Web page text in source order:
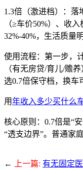
1.3倍（激进档）：落
（≥车价50%）、收
32%-40%，生活质量
使用流程：第一步，
（有无房贷/育儿/赡
选0.7倍保守档，换车
用年收入多少买什么
核心原则：0.7倍是“
“透支边界”。普通家
← 上一篇: 有无固定